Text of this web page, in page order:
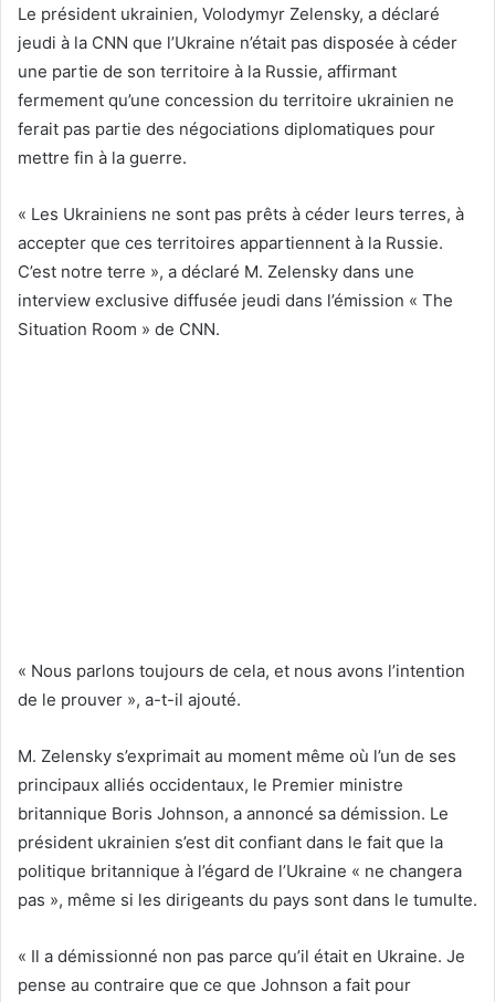
Le président ukrainien, Volodymyr Zelensky, a déclaré
jeudi à la CNN que l’Ukraine n’était pas disposée à céder
une partie de son territoire à la Russie, affirmant
fermement qu’une concession du territoire ukrainien ne
ferait pas partie des négociations diplomatiques pour
mettre fin à la guerre.
« Les Ukrainiens ne sont pas prêts à céder leurs terres, à
accepter que ces territoires appartiennent à la Russie.
C’est notre terre », a déclaré M. Zelensky dans une
interview exclusive diffusée jeudi dans l’émission « The
Situation Room » de CNN.
« Nous parlons toujours de cela, et nous avons l’intention
de le prouver », a-t-il ajouté.
M. Zelensky s’exprimait au moment même où l’un de ses
principaux alliés occidentaux, le Premier ministre
britannique Boris Johnson, a annoncé sa démission. Le
président ukrainien s’est dit confiant dans le fait que la
politique britannique à l’égard de l’Ukraine « ne changera
pas », même si les dirigeants du pays sont dans le tumulte.
« Il a démissionné non pas parce qu’il était en Ukraine. Je
pense au contraire que ce que Johnson a fait pour